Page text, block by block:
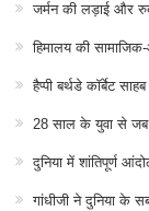
जर्मन की लड़ाई और
हिमालय की
हैप्पी बर्थडे कॉर्बेट साहब
28 साल के युवा से जब
दुनिया में शांतिपूर्ण
गांधीजी ने दुनिया के